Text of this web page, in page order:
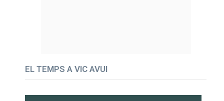
EL TEMPS A VIC AVUI